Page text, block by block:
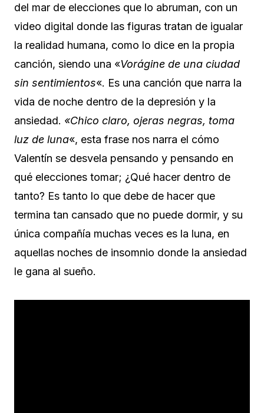
del mar de elecciones que lo abruman, con un
video digital donde las figuras tratan de igualar
la realidad humana, como lo dice en la propia
canción, siendo una «Vorágine de una ciudad
sin sentimientos«. Es una canción que narra la
vida de noche dentro de la depresión y la
ansiedad. «Chico claro, ojeras negras, toma
luz de luna«, esta frase nos narra el cómo
Valentín se desvela pensando y pensando en
qué elecciones tomar; ¿Qué hacer dentro de
tanto? Es tanto lo que debe de hacer que
termina tan cansado que no puede dormir, y su
única compañía muchas veces es la luna, en
aquellas noches de insomnio donde la ansiedad
le gana al sueño.